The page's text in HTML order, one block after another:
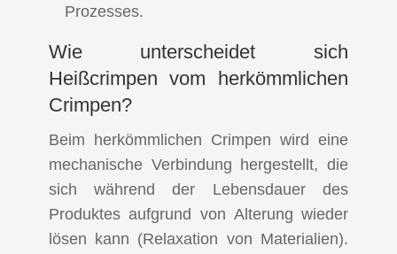
Prozesses.
Wie unterscheidet sich
Heißcrimpen vom herkömmlichen
Crimpen?
Beim herkömmlichen Crimpen wird eine
mechanische Verbindung hergestellt, die
sich während der Lebensdauer des
Produktes aufgrund von Alterung wieder
lösen kann (Relaxation von Materialien).